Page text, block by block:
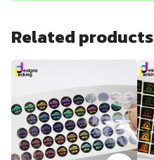
Related products